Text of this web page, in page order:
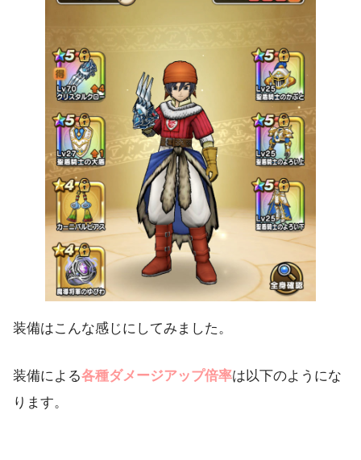
装備はこんな感じにしてみました。
装備による各種ダメージアップ倍率は以下のようにな
ります。